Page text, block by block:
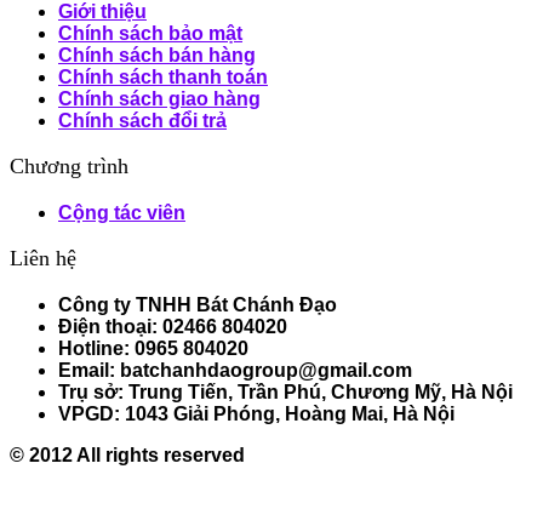
Giới thiệu
Chính sách bảo mật
Chính sách bán hàng
Chính sách thanh toán
Chính sách giao hàng
Chính sách đổi trả
Chương trình
Cộng tác viên
Liên hệ
Công ty TNHH Bát Chánh Đạo
Điện thoại: 02466 804020
Hotline: 0965 804020
Email: batchanhdaogroup@gmail.com
Trụ sở: Trung Tiến, Trần Phú, Chương Mỹ, Hà Nội
VPGD: 1043 Giải Phóng, Hoàng Mai, Hà Nội
© 2012 All rights reserved